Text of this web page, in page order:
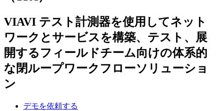
VIAVI テスト計測器を使用してネット
ワークとサービスを構築、テスト、展
開するフィールドチーム向けの体系的
な閉ループワークフローソリューショ
ン
デモを依頼する